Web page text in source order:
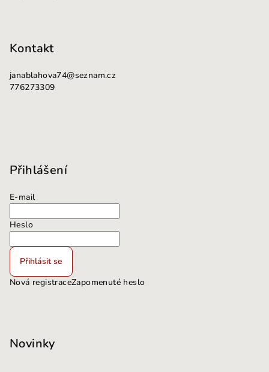
Kontakt
janablahova74@seznam.cz
776273309
Přihlášení
E-mail
Heslo
Přihlásit se
Nová registraceZapomenuté heslo
Novinky